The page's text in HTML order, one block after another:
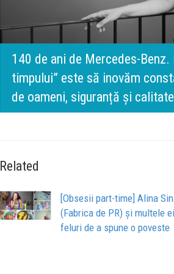
140 de ani de Mercedes-
timpului” este să inovăm
de oameni, siguranță și calitate
Related
[Obsesii part-time] Alina Sin
(Fabrica de PR) și multele ei
feluri de a spune o poveste